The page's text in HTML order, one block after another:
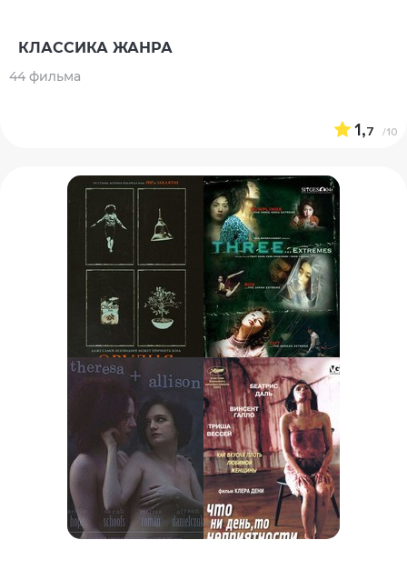
КЛАССИКА ЖАНРА
44 фильма
1,7 /10